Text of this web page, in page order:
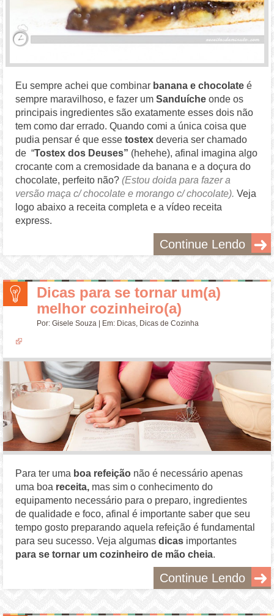
Eu sempre achei que combinar banana e chocolate é
sempre maravilhoso, e fazer umSanduíche onde os
principais ingredientes são exatamente esses dois não
tem como dar errado. Quando comi a única coisa que
pudia pensar é que essetostex deveria ser chamado
de “Tostex dos Deuses” (hehehe), afinal imagina algo
crocante com a cremosidade da banana e a doçura do
chocolate, perfeito não?(Estou doida para fazer a
versão maça c/ chocolate e morango c/ chocolate). Veja
logo abaixo a receita completa e a vídeo receita
express.
Continue Lendo
Dicas para se tornar um(a)
melhor cozinheiro(a)
Por:Gisele Souza | Em: Dicas, Dicas de Cozinha
Para ter uma boa refeição não é necessário apenas
uma boa receita, mas sim o conhecimento do
equipamento necessário para o preparo, ingredientes
de qualidade e foco, afinal é importante saber que seu
tempo gosto preparando aquela refeição é fundamental
para seu sucesso. Veja algumas dicas importantes
para se tornar um cozinheiro de mão cheia.
Continue Lendo